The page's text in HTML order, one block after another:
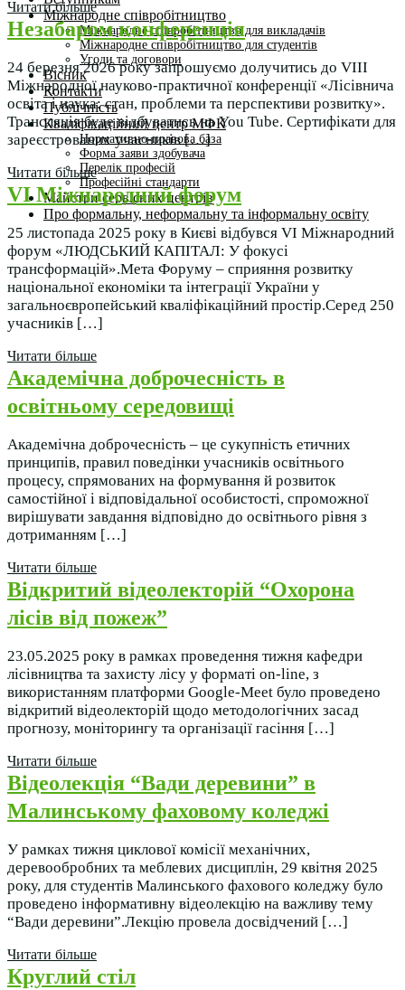
Міжнародне співробітництво
Міжнародне співробітництво для викладачів
Міжнародне співробітництво для студентів
Угоди та договори
Вісник
Контакти
Публічність
Кваліфікаційний центр МФК
Нормативно-правова база
Форма заяви здобувача
Перелік професій
Професійні стандарти
Майстри сервісних центрів
Про формальну, неформальну та інформальну освіту
Читати більше
Незабаром конференція
24 березня 2026 року запрошуємо долучитись до VІІІ
Міжнародної науково-практичної конференції «Лісівнича
освіта і наука: стан, проблеми та перспективи розвитку».
Трансляція буде відбуватись на You Tube. Сертифікати для
зареєстрованих учасників […]
Читати більше
VI Міжнародний форум
25 листопада 2025 року в Києві відбувся VI Міжнародний
форум «ЛЮДСЬКИЙ КАПІТАЛ: У фокусі
трансформацій».Мета Форуму – сприяння розвитку
національної економіки та інтеграції України у
загальноєвропейський кваліфікаційний простір.Серед 250
учасників […]
Читати більше
Академічна доброчесність в
освітньому середовищі
Академічна доброчесність – це сукупність етичних
принципів, правил поведінки учасників освітнього
процесу, спрямованих на формування й розвиток
самостійної і відповідальної особистості, спроможної
вирішувати завдання відповідно до освітнього рівня з
дотриманням […]
Читати більше
Відкритий відеолекторій “Охорона
лісів від пожеж”
23.05.2025 року в рамках проведення тижня кафедри
лісівництва та захисту лісу у форматі on-line, з
використанням платформи Google-Meet було проведено
відкритий відеолекторій щодо методологічних засад
прогнозу, моніторингу та організації гасіння […]
Читати більше
Відеолекція “Вади деревини” в
Малинському фаховому коледжі
У рамках тижня циклової комісії механічних,
деревообробних та меблевих дисциплін, 29 квітня 2025
року, для студентів Малинського фахового коледжу було
проведено інформативну відеолекцію на важливу тему
“Вади деревини”.Лекцію провела досвідчений […]
Читати більше
Круглий стіл